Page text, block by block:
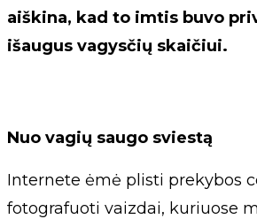
aiškina, kad to imtis buvo
išaugus vagysčių skaičiui.
Nuo vagių saugo sviestą
Internete ėmė plisti prekybos
fotografuoti vaizdai, kuriuose